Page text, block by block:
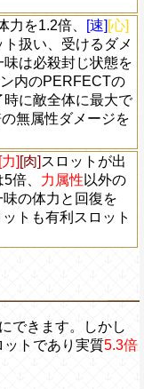
力を1.2倍、 [速] [心]
扱い、受けるダメ
は必殺封じ状態を
内のPERFECTの
に敵全体に最大で
無属性ダメージを
[力] [肉] スロットが出
倍、 力属性 以外の
の体力と回復を
ットも有利スロット
できます。しかし
ットであり実質5.3倍